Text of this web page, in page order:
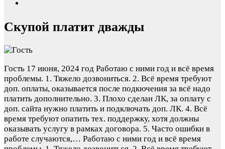
Скупой платит дважды
Гость 17 июня, 2024 год Работаю с ними год и всё время
проблемы. 1. Тяжело дозвониться. 2. Всё время требуют
доп. оплаты, оказывается после подкючения за всё надо
платить дополнительно. 3. Плохо сделан ЛК, за оплату с
доп. сайта нужно платить и подключать доп. ЛК. 4. Всё
время требуют опатить тех. поддержку, хотя должны
оказывать услугу в рамках договора. 5. Часто ошибки в
работе случаются,… Работаю с ними год и всё время